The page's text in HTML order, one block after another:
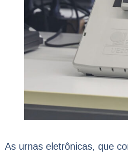
As urnas eletrônicas, que